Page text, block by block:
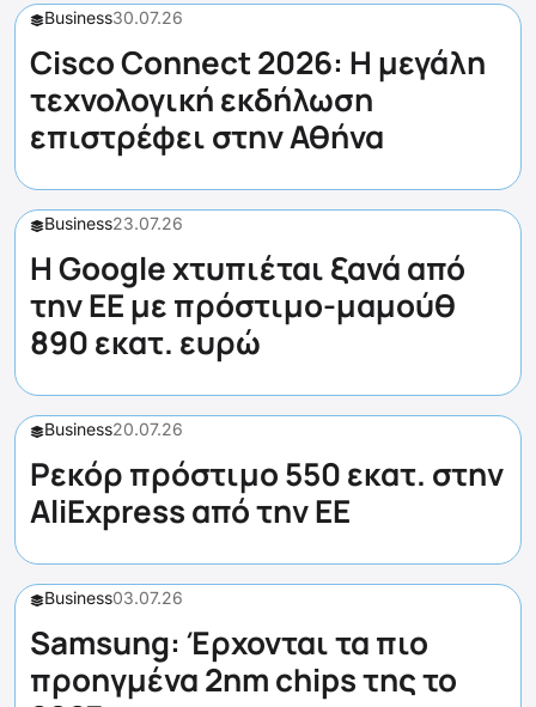
Business30.07.26
Cisco Connect 2026: Η μεγάλη
τεχνολογική εκδήλωση
επιστρέφει στην Αθήνα
Business23.07.26
Η Google χτυπιέται ξανά από
την ΕΕ με πρόστιμο-μαμούθ
890 εκατ. ευρώ
Business20.07.26
Ρεκόρ πρόστιμο 550 εκατ. στην
AliExpress από την ΕΕ
Business03.07.26
Samsung: Έρχονται τα πιο
προηγμένα 2nm chips της το